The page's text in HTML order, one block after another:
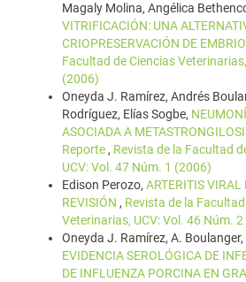
Magaly Molina, Angélica
VITRIFICACIÓN: UNA
CRIOPRESERVACIÓN DE
Facultad de Ciencias
(2006)
Oneyda J. Ramírez, Andrés
Rodríguez, Elías Sogbe,
ASOCIADA A
Reporte , Revista de la Facultad
UCV: Vol. 47 Núm. 1 (2006)
Edison Perozo, ARTERITIS VIRAL
REVISIÓN , Revista de la
Veterinarias, UCV: Vol. 46 Núm.
Oneyda J. Ramírez, A.
EVIDENCIA SEROLÓGICA DE
DE INFLUENZA PORCINA EN